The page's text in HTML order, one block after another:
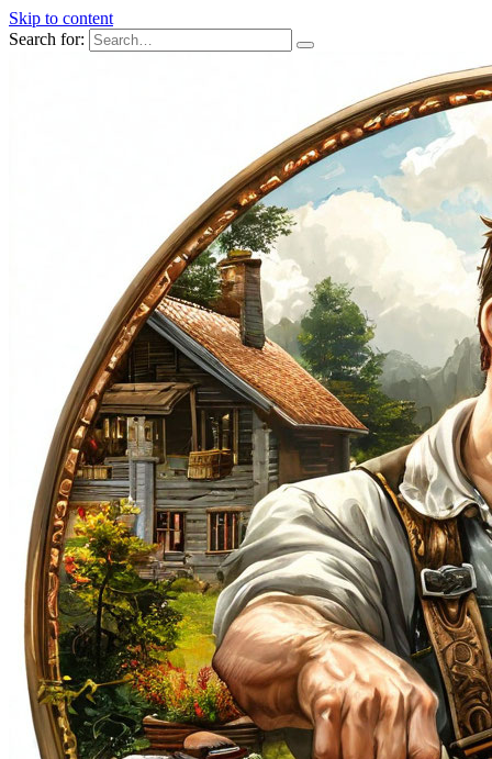
Skip to content
Search for: